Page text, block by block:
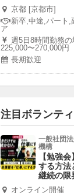
京都 [京都市]
新卒,中途,パート,
ア
週5日8時間勤務
225,000〜270,000円
長期歓迎
注目ボランテ
一般社団
機構
【勉強
する方法
継続の限
オンライン開催